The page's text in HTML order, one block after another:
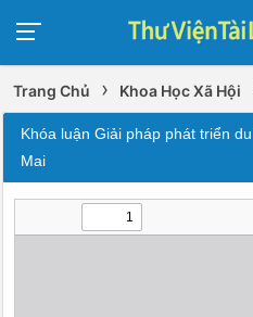
Trang Chủ › Khoa Học Xã Hội
Khóa luận Giải pháp phát triển
Mai